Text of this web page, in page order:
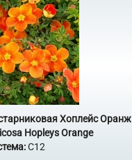
Хоплейс Оранж
Hopleys Orange
С12